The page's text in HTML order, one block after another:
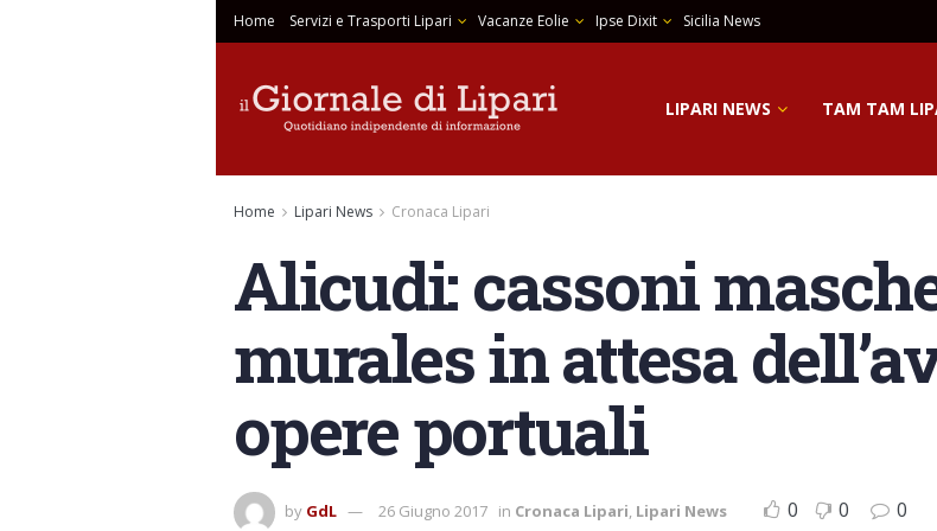
Home Servizi e Trasporti Lipari Vacanze Eolie Ipse Dixit Sicilia News
LIPARI NEWS TAM TAM
Home Lipari News Cronaca Lipari
Alicudi: cassoni
murales in attesa
opere portuali
by GdL 26 Giugno 2017 in Cronaca Lipari, Lipari News 0 0 0